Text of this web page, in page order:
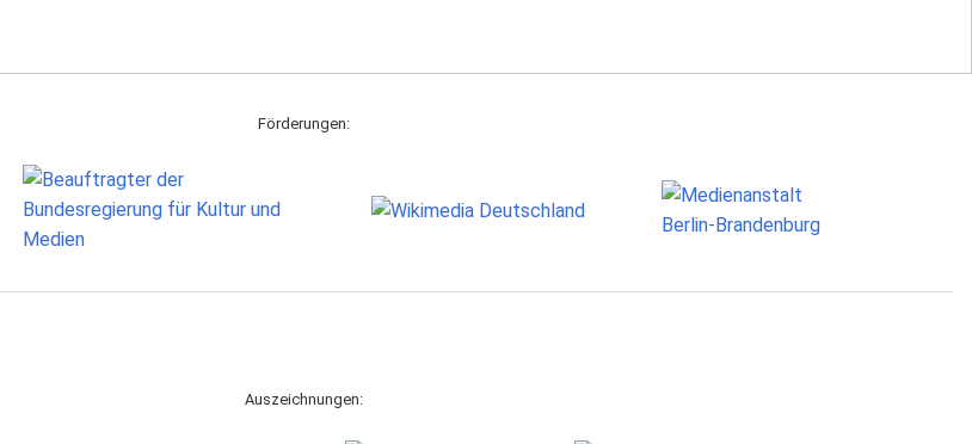
Förderungen:
Auszeichnungen: